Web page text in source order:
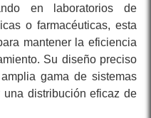
en laboratorios de
o farmacéuticas, esta
mantener la eficiencia
Su diseño preciso
gama de sistemas
distribución eficaz de